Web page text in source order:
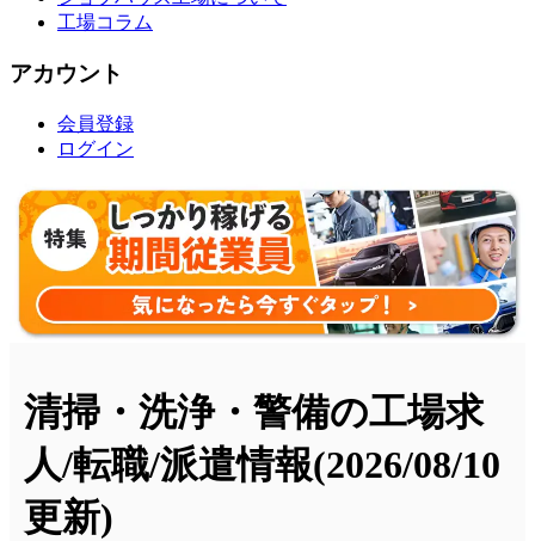
工場コラム
アカウント
会員登録
ログイン
清掃・洗浄・警備の工場求
人/転職/派遣情報(2026/08/10
更新)